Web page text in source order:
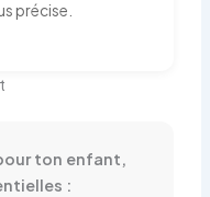
précise.
ton enfant,
: